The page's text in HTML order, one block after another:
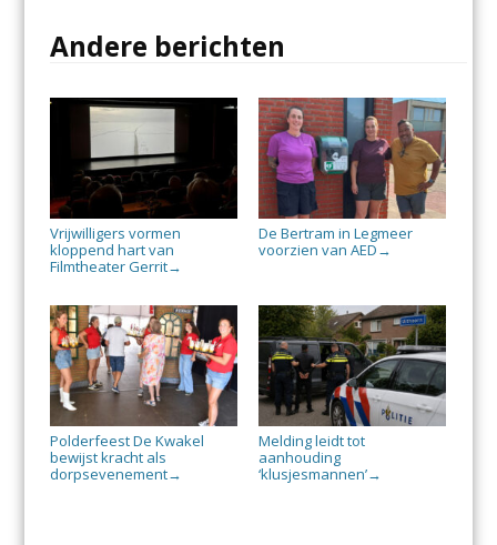
Andere berichten
Vrijwilligers vormen
kloppend hart van
Filmtheater Gerrit→
De Bertram in Legmeer
voorzien van AED →
Polderfeest De Kwakel
bewijst kracht als
dorpsevenement→
Melding leidt tot
aanhouding
‘klusjesmannen’→